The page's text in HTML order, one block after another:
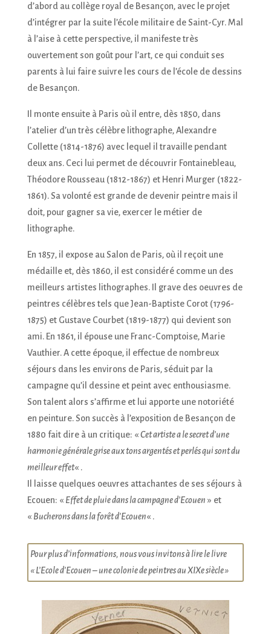
d’abord au collège royal de Besançon, avec le projet
d’intégrer par la suite l’école militaire de Saint-Cyr. Mal
à l’aise à cette perspective, il manifeste très
ouvertement son goût pour l’art, ce qui conduit ses
parents à lui faire suivre les cours de l’école de dessins
de Besançon.
Il monte ensuite à Paris où il entre, dès 1850, dans
l’atelier d’un très célèbre lithographe, Alexandre
Collette (1814-1876) avec lequel il travaille pendant
deux ans. Ceci lui permet de découvrir Fontainebleau,
Théodore Rousseau (1812-1867) et Henri Murger (1822-
1861). Sa volonté est grande de devenir peintre mais il
doit, pour gagner sa vie, exercer le métier de
lithographe.
En 1857, il expose au Salon de Paris, où il reçoit une
médaille et, dès 1860, il est considéré comme un des
meilleurs artistes lithographes. Il grave des oeuvres de
peintres célèbres tels que Jean-Baptiste Corot (1796-
1875) et Gustave Courbet (1819-1877) qui devient son
ami. En 1861, il épouse une Franc-Comptoise, Marie
Vauthier. A cette époque, il effectue de nombreux
séjours dans les environs de Paris, séduit par la
campagne qu’il dessine et peint avec enthousiasme.
Son talent alors s’affirme et lui apporte une notoriété
en peinture. Son succès à l’exposition de Besançon de
1880 fait dire à un critique: «Cet artiste a le secret d’une
harmonie générale grise aux tons argentés et perlés qui sont du
meilleur effet« .
Il laisse quelques oeuvres attachantes de ses séjours à
Ecouen: « Effet de pluie dans la campagne d’Ecouen » et
« Bucherons dans la forêt d’Ecouen« .
Pour plus d’informations, nous vous invitons à lire le livre
« L’Ecole d’Ecouen – une colonie de peintres au XIXe siècle »